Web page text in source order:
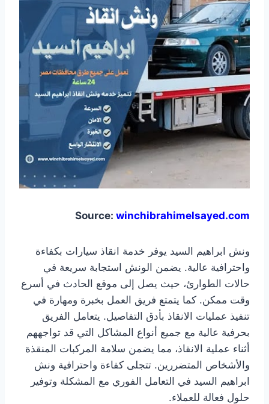
Source: winchibrahimelsayed.com
ونش ابراهيم السيد يوفر خدمة انقاذ سيارات بكفاءة
واحترافية عالية. يضمن الونش استجابة سريعة في
حالات الطوارئ، حيث يصل إلى موقع الحادث في أسرع
وقت ممكن. كما يتمتع فريق العمل بخبرة ومهارة في
تنفيذ عمليات الانقاذ بأدق التفاصيل. يتعامل الفريق
بحرفية عالية مع جميع أنواع المشاكل التي قد تواجههم
أثناء عملية الانقاذ، مما يضمن سلامة المركبات المنقذة
والأشخاص المتضررين. تتجلى كفاءة واحترافية ونش
ابراهيم السيد في التعامل الفوري مع المشكلة وتوفير
حلول فعالة للعملاء.